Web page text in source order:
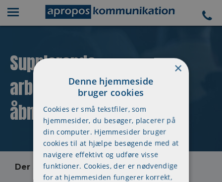
Supplerende
arbejdsmiljøuddannelse -
åbne workshops
Der skete en fejl, kontakt os venligst
×
Denne hjemmeside
bruger cookies
Cookies er små tekstfiler, som
hjemmesider, du besøger, placerer på
din computer. Hjemmesider bruger
cookies til at hjælpe besøgende med at
navigere effektivt og udføre visse
funktioner. Cookies, der er nødvendige
for at hjemmesiden fungerer korrekt,